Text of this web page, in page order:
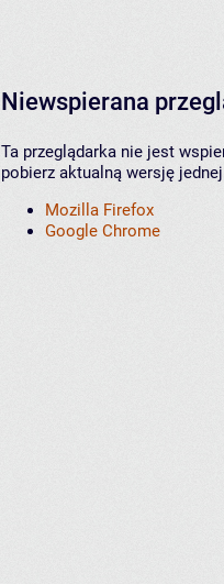
Niewspierana
Ta przeglądarka nie jest
pobierz aktualną wersję
Mozilla Firefox
Google Chrome